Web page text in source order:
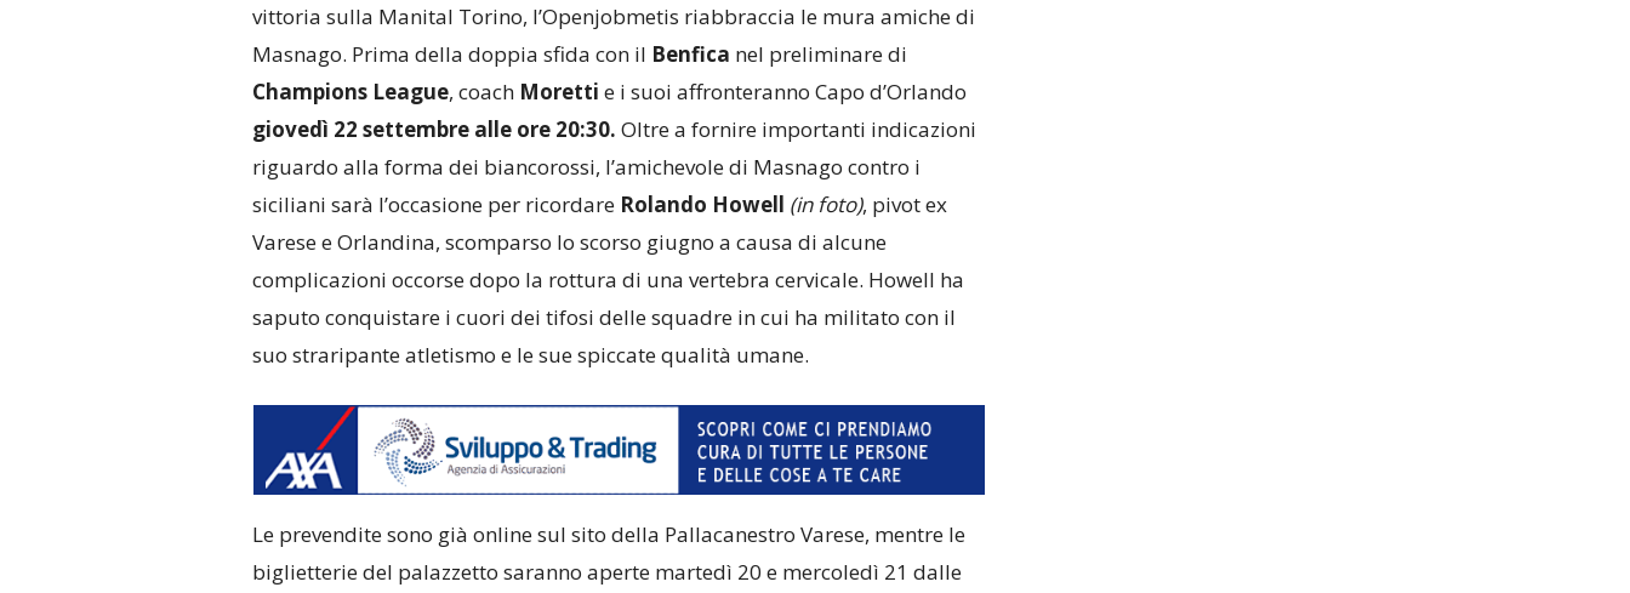
vittoria sulla Manital Torino, l’Openjobmetis riabbraccia le mura amiche di
Masnago. Prima della doppia sfida con il Benfica nel preliminare di
Champions League, coach Moretti e i suoi affronteranno Capo d’Orlando
giovedì 22 settembre alle ore 20:30. Oltre a fornire importanti indicazioni
riguardo alla forma dei biancorossi, l’amichevole di Masnago contro i
siciliani sarà l’occasione per ricordare Rolando Howell (in foto), pivot ex
Varese e Orlandina, scomparso lo scorso giugno a causa di alcune
complicazioni occorse dopo la rottura di una vertebra cervicale. Howell ha
saputo conquistare i cuori dei tifosi delle squadre in cui ha militato con il
suo straripante atletismo e le sue spiccate qualità umane.
Le prevendite sono già online sul sito della Pallacanestro Varese, mentre le
biglietterie del palazzetto saranno aperte martedì 20 e mercoledì 21 dalle